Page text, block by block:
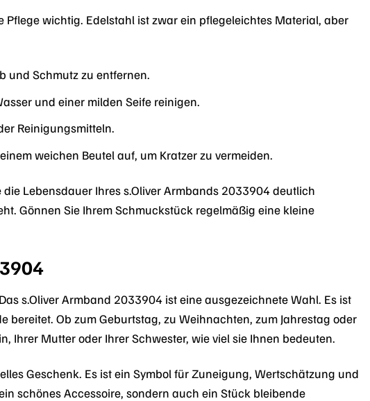
wichtig. Edelstahl ist zwar ein pflegeleichtes Material, aber
und Schmutz zu entfernen.
und einer milden Seife reinigen.
Reinigungsmitteln.
weichen Beutel auf, um Kratzer zu vermeiden.
Lebensdauer Ihres s.Oliver Armbands 2033904 deutlich
Gönnen Sie Ihrem Schmuckstück regelmäßig eine kleine
s.Oliver Armband 2033904 ist eine ausgezeichnete Wahl. Es ist
Ob zum Geburtstag, zu Weihnachten, zum Jahrestag oder
Ihrer Mutter oder Ihrer Schwester, wie viel sie Ihnen bedeuten.
Geschenk. Es ist ein Symbol für Zuneigung, Wertschätzung und
schönes Accessoire, sondern auch ein Stück bleibende